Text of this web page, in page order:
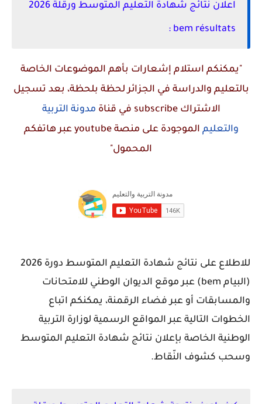
اعلان نتائج شهادة التعليم المتوسط ورقلة 2026
bem résultats :
"يمكنكم استلام إشعارات بأهم الموضوعات الخاصة
بالتعليم والدراسة في الجزائر لحظة بلحظة، بعد تسجيل
الاشتراكsubscribe في قناة مدونة التربية
والتعليم الموجودة على منصةyoutube عبر هاتفكم
المحمول"
للاطلاع على نتائج شهادة التعليم المتوسط دورة 2026
(البيام bem) عبر موقع الديوان الوطني للامتحانات
والمسابقات أو عبر فضاء الرقمنة، يمكنكم اتباع
الخطوات التالية عبر المواقع الرسمية لوزارة التربية
الوطنية الخاصة بإعلان نتائج شهادة التعليم المتوسط
وسحب كشوف النّقاط.